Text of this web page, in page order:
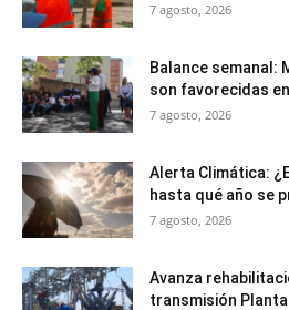
7 agosto, 2026
Balance semanal:
son favorecidas
7 agosto, 2026
Alerta Climática:
hasta qué año se
7 agosto, 2026
Avanza
transmisión